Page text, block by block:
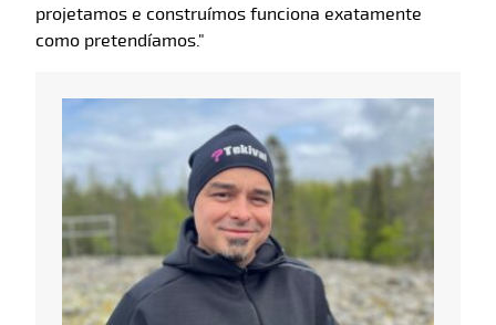
projetamos e construímos funciona exatamente
como pretendíamos."